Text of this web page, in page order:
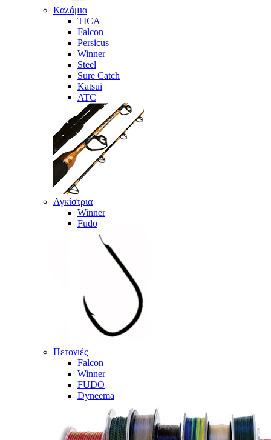
Καλάμια
TICA
Falcon
Persicus
Winner
Steel
Sure Catch
Katsui
ATC
Αγκίστρια
Winner
Fudo
Πετονιές
Falcon
Winner
FUDO
Dyneema